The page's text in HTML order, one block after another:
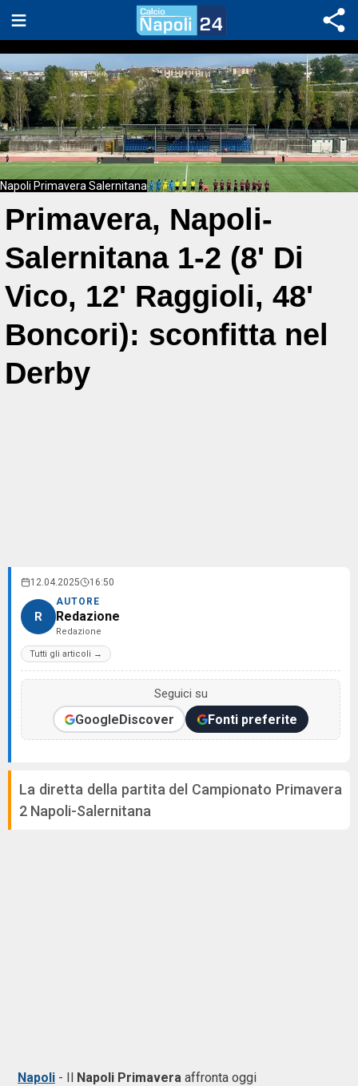
Napoli Primavera Salernitana
Primavera, Napoli-
Salernitana 1-2 (8' Di
Vico, 12' Raggioli, 48'
Boncori): sconfitta nel
Derby
12.04.2025 16:50
R
AUTORE
Redazione
Redazione
Tutti gli articoli →
Seguici su
GoogleDiscover Fonti preferite
La diretta della partita del Campionato Primavera
2 Napoli-Salernitana
Napoli - Il Napoli Primavera affronta oggi